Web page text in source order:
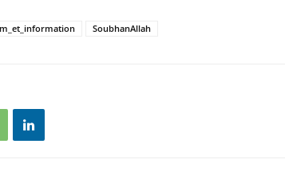
SoubhanAllah